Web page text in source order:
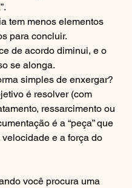
tem menos elementos
para concluir.
de acordo diminui, e o
se alonga.
simples de enxergar?
é resolver (com
ressarcimento ou
é a “peça” que
e a força do
você procura uma